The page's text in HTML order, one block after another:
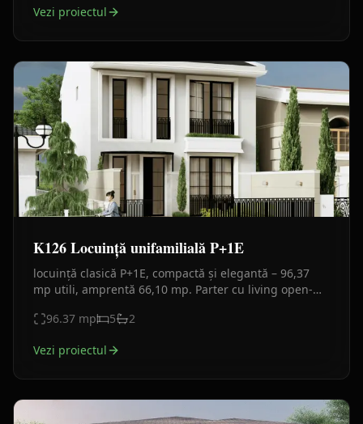
Vezi proiectul
K126 Locuință unifamilială P+1E
locuință clasică P+1E, compactă și elegantă – 96,37
mp utili, amprentă 66,10 mp. Parter cu living open-
96.37 mp 5 2
Vezi proiectul